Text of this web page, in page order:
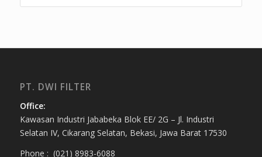
PT. DWI FILTER
Office:
Kawasan Industri Jababeka Blok EE/ 2G – Jl. Industri
Selatan IV, Cikarang Selatan, Bekasi, Jawa Barat 17530
Phone : (021) 8983-6088